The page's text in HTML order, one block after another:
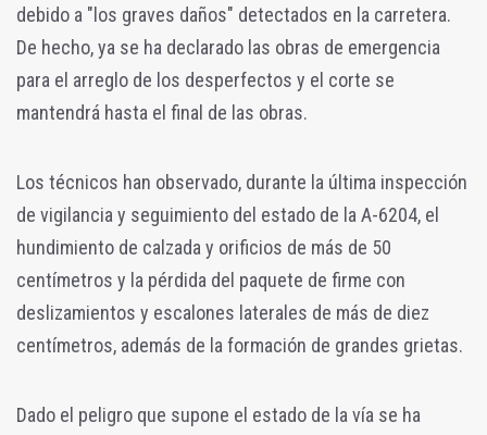
debido a "los graves daños" detectados en la carretera.
De hecho, ya se ha declarado las obras de emergencia
para el arreglo de los desperfectos y el corte se
mantendrá hasta el final de las obras.
Los técnicos han observado, durante la última inspección
de vigilancia y seguimiento del estado de la A-6204, el
hundimiento de calzada y orificios de más de 50
centímetros y la pérdida del paquete de firme con
deslizamientos y escalones laterales de más de diez
centímetros, además de la formación de grandes grietas.
Dado el peligro que supone el estado de la vía se ha